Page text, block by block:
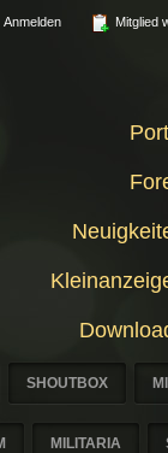
Anmelden Mitglied
SHOUTBOX
MILITARIA